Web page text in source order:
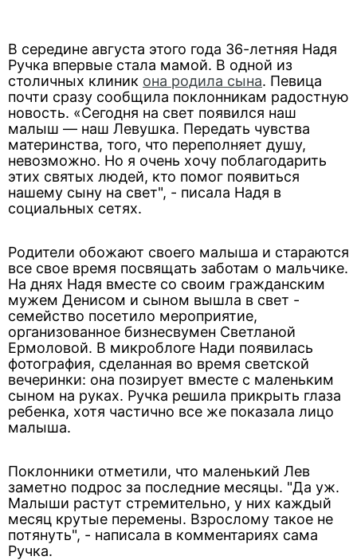
В середине августа этого года 36-летняя Надя
Ручка впервые стала мамой. В одной из
столичных клиник она родила сына. Певица
почти сразу сообщила поклонникам радостную
новость. «Сегодня на свет появился наш
малыш — наш Левушка. Передать чувства
материнства, того, что переполняет душу,
невозможно. Но я очень хочу поблагодарить
этих святых людей, кто помог появиться
нашему сыну на свет", - писала Надя в
социальных сетях.
Родители обожают своего малыша и стараются
все свое время посвящать заботам о мальчике.
На днях Надя вместе со своим гражданским
мужем Денисом и сыном вышла в свет -
семейство посетило мероприятие,
организованное бизнесвумен Светланой
Ермоловой. В микроблоге Нади появилась
фотография, сделанная во время светской
вечеринки: она позирует вместе с маленьким
сыном на руках. Ручка решила прикрыть глаза
ребенка, хотя частично все же показала лицо
малыша.
Поклонники отметили, что маленький Лев
заметно подрос за последние месяцы. "Да уж.
Малыши растут стремительно, у них каждый
месяц крутые перемены. Взрослому такое не
потянуть", - написала в комментариях сама
Ручка.